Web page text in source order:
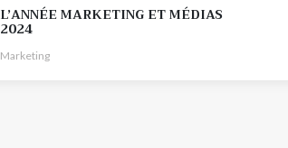
L’ANNÉE MARKETING ET MÉDIAS
2024
Marketing